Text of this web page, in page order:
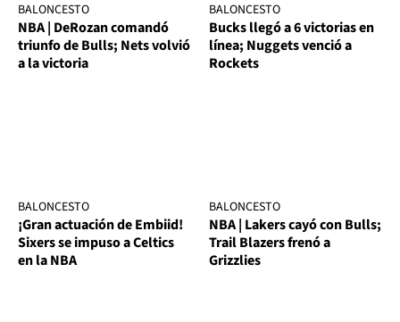
BALONCESTO
NBA | DeRozan comandó
triunfo de Bulls; Nets volvió
a la victoria
BALONCESTO
Bucks llegó a 6 victorias en
línea; Nuggets venció a
Rockets
BALONCESTO
¡Gran actuación de Embiid!
Sixers se impuso a Celtics
en la NBA
BALONCESTO
NBA | Lakers cayó con Bulls;
Trail Blazers frenó a
Grizzlies